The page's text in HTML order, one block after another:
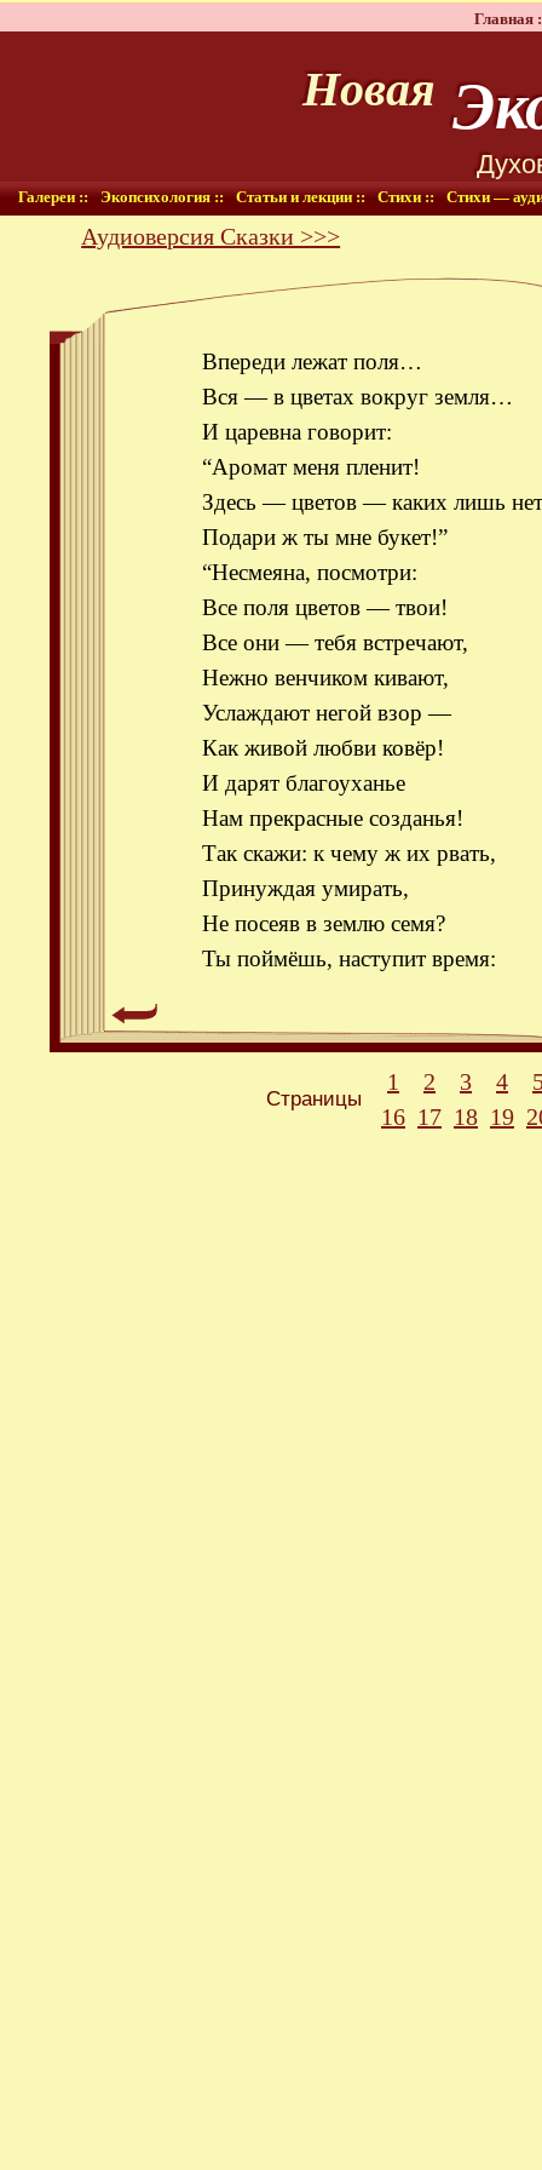
Главная
Новая
Галереи :: Экопсихология :: Статьи и лекции :: Стихи :: Стихи —
Аудиоверсия Сказки >>>
Впереди лежат поля…
Вся — в цветах вокруг земля…
И царевна говорит:
“Аромат меня пленит!
Здесь — цветов — каких лишь
Подари ж ты мне букет!”
“Несмеяна, посмотри:
Все поля цветов — твои!
Все они — тебя встречают,
Нежно венчиком кивают,
Услаждают негой взор —
Как живой любви ковёр!
И дарят благоуханье
Нам прекрасные созданья!
Так скажи: к чему ж их рвать,
Принуждая умирать,
Не посеяв в землю семя?
Ты поймёшь, наступит время:
Страницы
1 2 3 4
16 17 18 19